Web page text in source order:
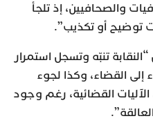
والصحافيين، إذ تلجأ
توضيح أو تكذيب”.
تنبّه وتسجل استمرار
إلى القضاء، وكذا لجوء
القضائية، رغم وجود